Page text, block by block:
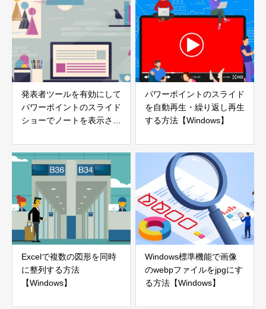
発表者ツールを有効にして
パワーポイントのスライド
ショーでノートを表示させ
パワーポイントのスライド
を自動再生・繰り返し再生
する方法【Windows】
Excelで複数の図形を同時
に整列する方法
【Windows】
Windows標準機能で画像
のwebpファイルをjpgにす
る方法【Windows】